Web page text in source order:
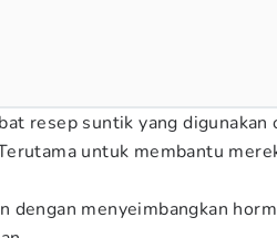
resep suntik yang digunakan
untuk membantu
dengan menyeimbangkan